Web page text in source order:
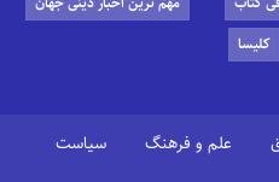
کلیسا
علم و فرهنگ سیاست